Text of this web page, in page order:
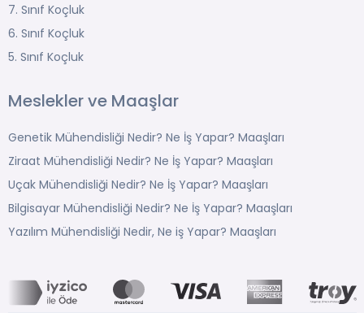
7. Sınıf Koçluk
6. Sınıf Koçluk
5. Sınıf Koçluk
Meslekler ve Maaşlar
Genetik Mühendisliği Nedir? Ne İş Yapar? Maaşları
Ziraat Mühendisliği Nedir? Ne İş Yapar? Maaşları
Uçak Mühendisliği Nedir? Ne İş Yapar? Maaşları
Bilgisayar Mühendisliği Nedir? Ne İş Yapar? Maaşları
Yazılım Mühendisliği Nedir, Ne iş Yapar? Maaşları